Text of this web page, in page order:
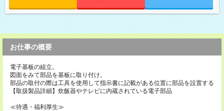
お仕事の概要
電子基板の組立。
図面をみて部品を基板に取り付け。
部品の取付の際は工具を使用して指示書に記載がある位置に部品を設置する
【取扱製品詳細】炊飯器やテレビに内蔵されている電子部品
≪待遇・福利厚生≫